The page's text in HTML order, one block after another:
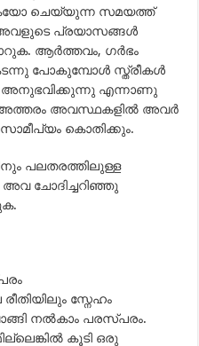
ചെയ്യുന്ന സമയത്ത്
പ്രയാസങ്ങള്‍
ആര്‍ത്തവം, ഗര്‍ഭം
പോകുമ്പോള്‍ സ്ത്രീകള്‍
അനുഭവിക്കുന്നു എന്നാണു
അവസ്ഥകളില്‍ അവര്‍
കൊതിക്കും.
പലതരത്തിലുള്ള
അവ ചോദിച്ചറിഞ്ഞു
സ്നേഹം
നല്‍കാം പരസ്പരം.
കൂടി ഒരു